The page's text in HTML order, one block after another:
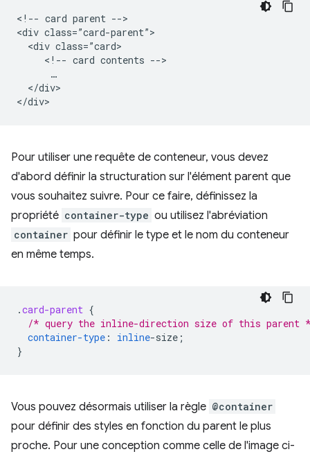
<!-- card parent -->
<div class=”card-parent”>
  <div class=”card>
     <!-- card contents -->
      …
  </div>
Pour utiliser une requête de conteneur, vous devez
d'abord définir la structuration sur l'élément parent que
vous souhaitez suivre. Pour ce faire, définissez la
propriété container-type ou utilisez l'abréviation
container pour définir le type et le nom du conteneur
en même temps.
.card-parent {
/* query the inline-direction size of this parent
container-type : inline-size ;
}
Vous pouvez désormais utiliser la règle @container
pour définir des styles en fonction du parent le plus
proche. Pour une conception comme celle de l'image ci-